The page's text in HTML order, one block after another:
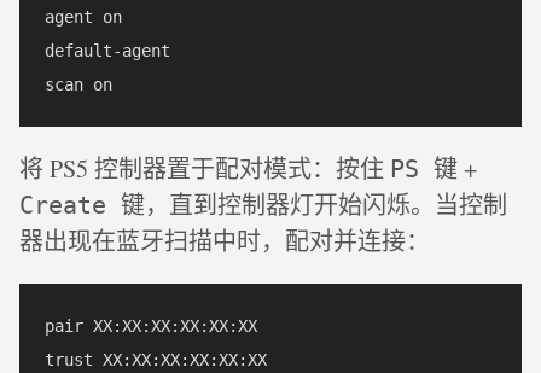
agent on
default-agent
将 PS5 控制器置于配对模式：按住 PS 键 +
Create 键，直到控制器灯开始闪烁。当控制
器出现在蓝牙扫描中时，配对并连接：
pair XX:XX:XX:XX:XX:XX
trust XX:XX:XX:XX:XX:XX